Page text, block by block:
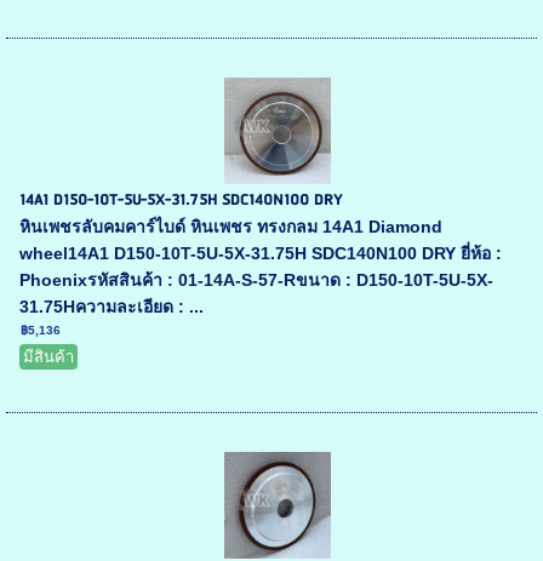
14A1 D150-10T-5U-5X-31.75H SDC140N100 DRY
หินเพชรลับคมคาร์ไบด์ หินเพชร ทรงกลม 14A1 Diamond
wheel14A1 D150-10T-5U-5X-31.75H SDC140N100 DRY ยี่ห้อ :
Phoenixรหัสสินค้า : 01-14A-S-57-Rขนาด : D150-10T-5U-5X-
31.75Hความละเอียด : ...
฿5,136
มีสินค้า